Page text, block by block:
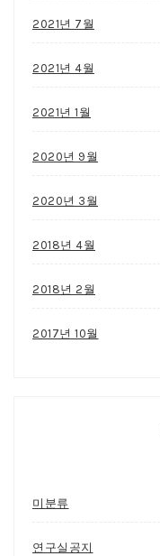
2021년 7월
2021년 4월
2021년 1월
2020년 9월
2020년 3월
2018년 4월
2018년 2월
2017년 10월
미분류
연구실공지